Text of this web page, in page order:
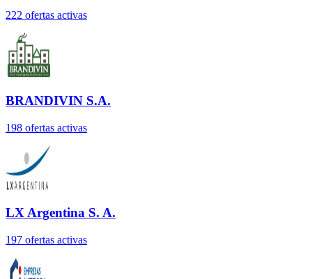
222 ofertas activas
BRANDIVIN S.A.
198 ofertas activas
LX Argentina S. A.
197 ofertas activas